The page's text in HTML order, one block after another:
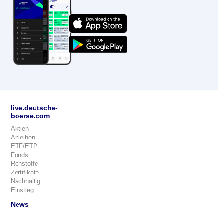
live.deutsche-
boerse.com
Aktien
Anleihen
ETF/ETP
Fonds
Rohstoffe
Zertifikate
Nachhaltig
Einstieg
News